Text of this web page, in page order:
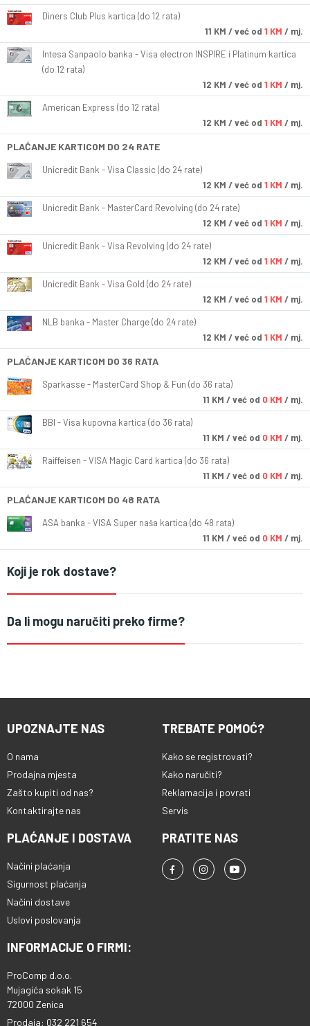
Diners Club Plus kartica (do 12 rata)
11 KM / već od 1 KM / mj.
Intesa Sanpaolo banka - Visa electron INSPIRE i Platinum kartica
(do 12 rata)
12 KM / već od 1 KM / mj.
American Express (do 12 rata)
12 KM / već od 1 KM / mj.
PLAĆANJE KARTICOM DO 24 RATE
Unicredit Bank - Visa Classic (do 24 rate)
12 KM / već od 1 KM / mj.
Unicredit Bank - MasterCard Revolving (do 24 rate)
12 KM / već od 1 KM / mj.
Unicredit Bank - Visa Revolving (do 24 rate)
12 KM / već od 1 KM / mj.
Unicredit Bank - Visa Gold (do 24 rate)
12 KM / već od 1 KM / mj.
NLB banka - Master Charge (do 24 rate)
12 KM / već od 1 KM / mj.
PLAĆANJE KARTICOM DO 36 RATA
Sparkasse - MasterCard Shop & Fun (do 36 rata)
11 KM / već od 0 KM / mj.
BBI - Visa kupovna kartica (do 36 rata)
11 KM / već od 0 KM / mj.
Raiffeisen - VISA Magic Card kartica (do 36 rata)
11 KM / već od 0 KM / mj.
PLAĆANJE KARTICOM DO 48 RATA
ASA banka - VISA Super naša kartica (do 48 rata)
11 KM / već od 0 KM / mj.
Koji je rok dostave?
Da li mogu naručiti preko firme?
UPOZNAJTE NAS
O nama
Prodajna mjesta
Zašto kupiti od nas?
Kontaktirajte nas
TREBATE POMOĆ?
Kako se registrovati?
Kako naručiti?
Reklamacija i povrati
Servis
PLAĆANJE I DOSTAVA
Načini plaćanja
Sigurnost plaćanja
Načini dostave
Uslovi poslovanja
PRATITE NAS
INFORMACIJE O FIRMI:
ProComp d.o.o.
Mujagića sokak 15
72000 Zenica
Prodaja: 032 221 654